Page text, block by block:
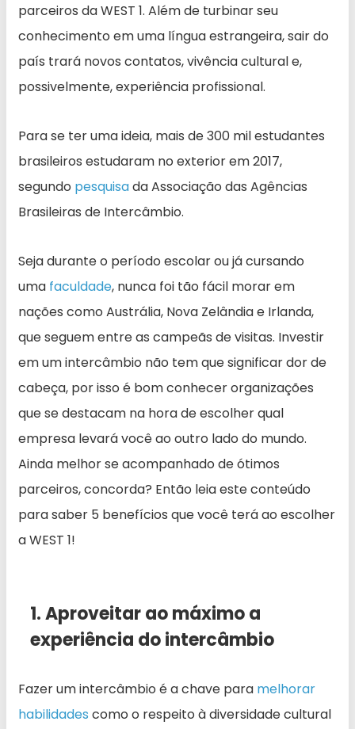
parceiros da WEST 1. Além de turbinar seu
conhecimento em uma língua estrangeira, sair do
país trará novos contatos, vivência cultural e,
possivelmente, experiência profissional.
Para se ter uma ideia, mais de 300 mil estudantes
brasileiros estudaram no exterior em 2017,
segundo pesquisada Associação das Agências
Brasileiras de Intercâmbio.
Seja durante o período escolar ou já cursando
uma faculdade, nunca foi tão fácil morar em
nações como Austrália, Nova Zelândia e Irlanda,
que seguem entre as campeãs de visitas. Investir
em um intercâmbio não tem que significar dor de
cabeça, por isso é bom conhecer organizações
que se destacam na hora de escolher qual
empresa levará você ao outro lado do mundo.
Ainda melhor se acompanhado de ótimos
parceiros, concorda? Então leia este conteúdo
para saber 5 benefícios que você terá ao escolher
a WEST 1!
1. Aproveitar ao máximo a
experiência do intercâmbio
Fazer um intercâmbio é a chave para melhorar
habilidades como o respeito à diversidade cultural